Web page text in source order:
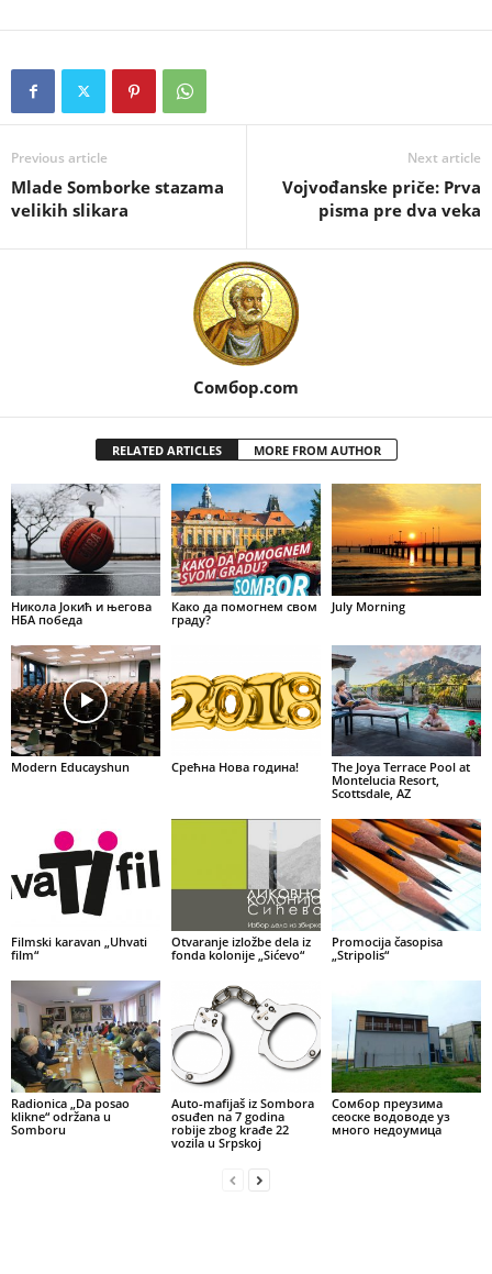
Previous article
Mlade Somborke stazama
velikih slikara
Next article
Vojvođanske priče: Prva
pisma pre dva veka
Сомбор.com
RELATED ARTICLES MORE FROM AUTHOR
Никола Јокић и његова
НБА победа
Како да помогнем свом
граду?
July Morning
Modern Educayshun Срећна Нова година!
The Joya Terrace Pool at
Montelucia Resort,
Scottsdale, AZ
Filmski karavan „Uhvati
film“
Otvaranje izložbe dela iz
fonda kolonije „Sićevo“
Promocija časopisa
„Stripolis“
Radionica „Da posao
klikne“ održana u
Somboru
Auto-mafijaš iz Sombora
osuđen na 7 godina
robije zbog krađe 22
vozila u Srpskoj
Сомбор преузима
сеоске водоводе уз
много недоумица